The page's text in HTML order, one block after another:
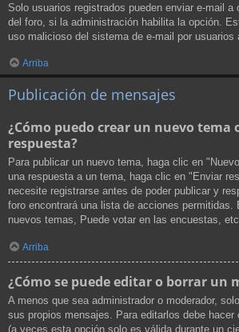
Solo usuarios registrados pueden enviar e-mail a
del foro, si la administración habilita la opción.
uso malicioso del sistema de e-mail por usuarios
Arriba
Publicación de mensajes
¿Cómo puedo crear un nuevo tema
respuesta?
Para publicar un nuevo tema, haga clic en
una respuesta a un tema, haga clic en "Enviar
necesite registrarse antes de poder publicar y
foro encontrará una lista de acciones permitidas.
nuevos temas, Puede votar en las encuestas,
Arriba
¿Cómo se puede editar o borrar un
A menos que sea administrador o moderador,
sus propios mensajes. Para editarlos debe hacer
(a veces esta opción solo es válida durante un